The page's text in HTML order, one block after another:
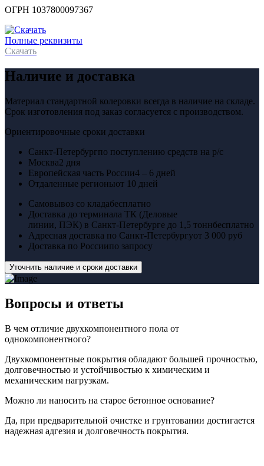
ОГРН 1037800097367
Полные реквизиты
Скачать
Наличие и доставка
Материал стандартной колеровки всегда в наличие на складе.
Срок изготовления под заказ согласуется с производством.
Ориентировочные сроки доставки
Санкт-Петербургпо поступлению средств на р/с
Москва2 дня
Европейская часть России4 – 6 дней
Отдаленные регионыот 10 дней
Самовывоз со кладабесплатно
Доставка до терминала ТК (Деловые
линии, ПЭК) в Санкт-Петербурге до 1,5 тоннбесплатно
Адресная доставка по Санкт-Петербургуот 3 000 руб
Доставка по Россиипо запросу
Уточнить наличие и сроки доставки
Вопросы и ответы
В чем отличие двухкомпонентного пола от
однокомпонентного?
Двухкомпонентные покрытия обладают большей прочностью,
долговечностью и устойчивостью к химическим и
механическим нагрузкам.
Можно ли наносить на старое бетонное основание?
Да, при предварительной очистке и грунтовании достигается
надежная адгезия и долговечность покрытия.